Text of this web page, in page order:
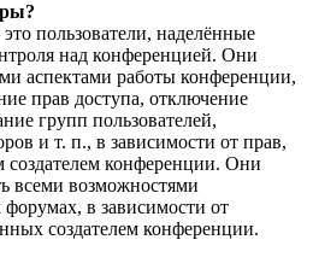
пользователи, наделённые
над конференцией. Они
аспектами работы конференции,
прав доступа, отключение
групп пользователей,
и т. п., в зависимости от прав,
создателем конференции. Они
всеми возможностями
форумах, в зависимости от
создателем конференции.